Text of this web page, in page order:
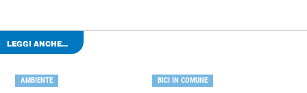
LEGGI ANCHE...
AMBIENTE BICI IN COMUNE